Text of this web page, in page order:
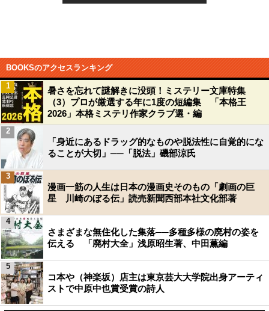
BOOKSのアクセスランキング
暑さを忘れて謎解きに没頭！ミステリー文庫特集
（3）プロが厳選する年に1度の短編集 「本格王
2026」本格ミステリ作家クラブ選・編
1
「身近にあるドラッグ的なものや脱法性に自覚的にな
ることが大切」──「脱法」磯部涼氏
2
漫画一筋の人生は日本の漫画史そのもの「劇画の巨
星 川崎のぼる伝」読売新聞西部本社文化部著
3
さまざまな無住化した集落──多種多様の廃村の姿を
伝える 「廃村大全」浅原昭生著、中田薫編
4
コ本や（神楽坂）店主は東京芸大大学院出身アーティ
ストで中原中也賞受賞の詩人
5